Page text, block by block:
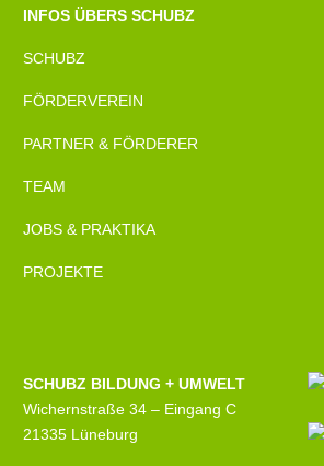
INFOS ÜBERS SCHUBZ
SCHUBZ
FÖRDERVEREIN
PARTNER & FÖRDERER
TEAM
JOBS & PRAKTIKA
PROJEKTE
SCHUBZ BILDUNG + UMWELT
Wichernstraße 34 – Eingang C
21335 Lüneburg